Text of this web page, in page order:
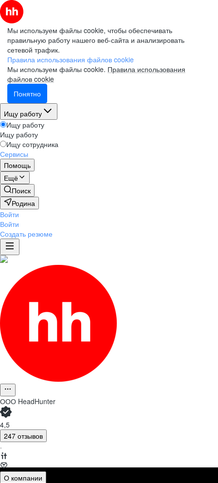
Мы используем файлы cookie, чтобы обеспечивать
правильную работу нашего веб-сайта и анализировать
сетевой трафик.
Правила использования файлов cookie
Мы используем файлы cookie. Правила использования
файлов cookie
Понятно
Ищу работу
Ищу работу
Ищу работу
Ищу сотрудника
Сервисы
Помощь
Ещё
Поиск
Родина
Войти
Войти
Создать резюме
ООО HeadHunter
4,5
247 отзывов
·
О компании